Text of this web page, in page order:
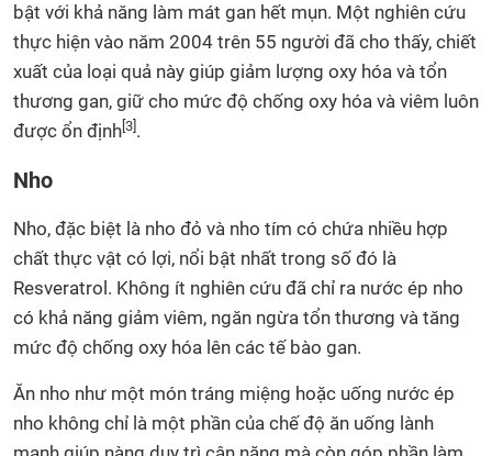
bật với khả năng làm mát gan hết mụn. Một nghiên cứu
thực hiện vào năm 2004 trên 55 người đã cho thấy, chiết
xuất của loại quả này giúp giảm lượng oxy hóa và tổn
thương gan, giữ cho mức độ chống oxy hóa và viêm luôn
được ổn định [3] .
Nho
Nho, đặc biệt là nho đỏ và nho tím có chứa nhiều hợp
chất thực vật có lợi, nổi bật nhất trong số đó là
Resveratrol. Không ít nghiên cứu đã chỉ ra nước ép nho
có khả năng giảm viêm, ngăn ngừa tổn thương và tăng
mức độ chống oxy hóa lên các tế bào gan.
Ăn nho như một món tráng miệng hoặc uống nước ép
nho không chỉ là một phần của chế độ ăn uống lành